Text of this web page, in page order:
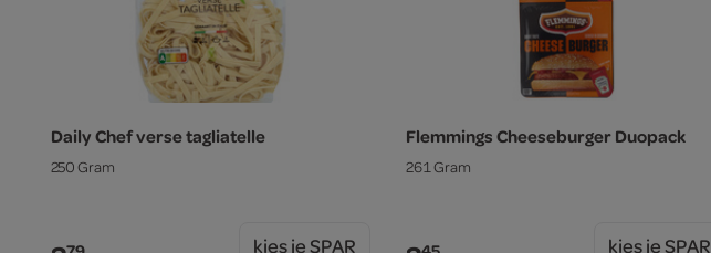
Daily Chef verse tagliatelle
250 Gram
kies je SPAR
Flemmings Cheeseburger Duopack
261 Gram
kies je SPAR